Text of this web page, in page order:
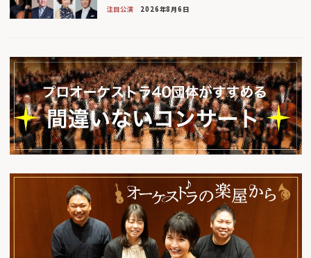
注目公演 2026年8月6日